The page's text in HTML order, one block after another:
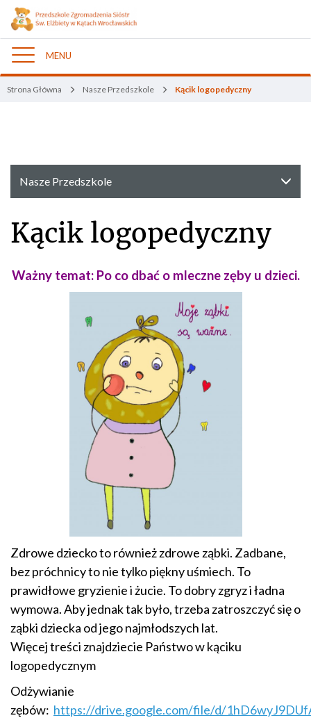
Nawigacja
MENU
Strona Główna Nasze Przedszkole Kącik logopedyczny
Nasze Przedszkole
Kącik logopedyczny
Ważny temat: Po co dbać o mleczne zęby u dzieci.
Zdrowe dziecko to również zdrowe ząbki. Zadbane,
bez próchnicy to nie tylko piękny uśmiech. To
prawidłowe gryzienie i żucie. To dobry zgryz i ładna
wymowa. Aby jednak tak było, trzeba zatroszczyć się o
ząbki dziecka od jego najmłodszych lat.
Więcej treści znajdziecie Państwo w kąciku
logopedycznym
Odżywianie
zębów: https://drive.google.com/file/d/